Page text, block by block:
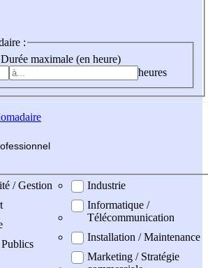
:
Durée maximale (en heure)
heures
fessionnel
/ Gestion
Industrie
Informatique /
Télécommunication
Installation / Maintenance
Marketing / Stratégie